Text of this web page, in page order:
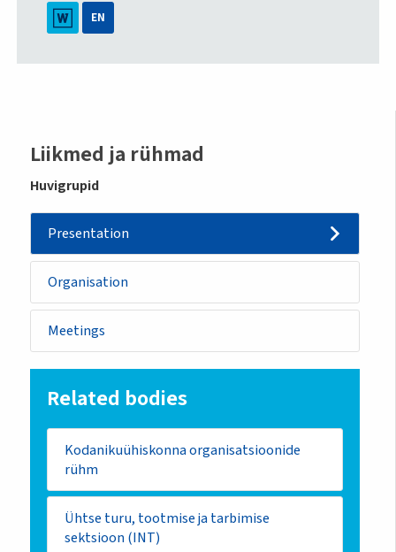
Sidemenu
-
category
Liikmed ja rühmad
Huvigrupid
Presentation
Organisation
Meetings
Related bodies
Kodanikuühiskonna organisatsioonide
rühm
Ühtse turu, tootmise ja tarbimise
sektsioon (INT)
EN